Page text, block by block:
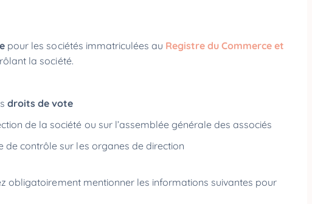
pour les sociétés immatriculées au Registre du Commerce et
la société.
droits de vote
de la société ou sur l’assemblée générale des associés
de contrôle sur les organes de direction
obligatoirement mentionner les informations suivantes pour